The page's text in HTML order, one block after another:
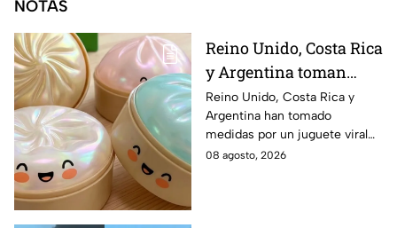
NOTAS
Reino Unido, Costa Rica
y Argentina toman
medias por juguete
viral con sustancia
tóxica
Reino Unido, Costa Rica y
Argentina han tomado
medidas por un juguete viral
señalado por riesgos químicos,
08 agosto, 2026